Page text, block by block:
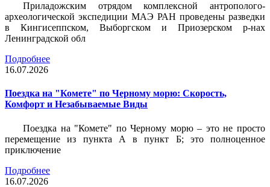
Приладожским отрядом комплексной антрополого-
археологической экспедиции МАЭ РАН проведены разведки
в Кингисеппском, Выборгском и Приозерском р-нах
Ленинградской обл
Подробнее
16.07.2026
Поездка на "Комете" по Черному морю: Скорость,
Комфорт и Незабываемые Виды
Поездка на "Комете" по Черному морю – это не просто
перемещение из пункта А в пункт Б; это полноценное
приключение
Подробнее
16.07.2026